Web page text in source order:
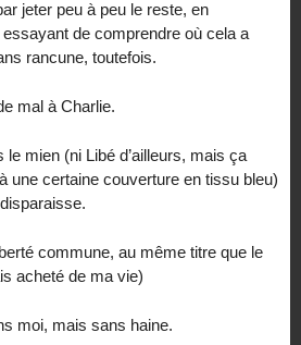
jeter peu à peu le reste, en
de comprendre où cela a
rancune, toutefois.
mal à Charlie.
le mien (ni Libé d’ailleurs, mais ça
une certaine couverture en tissu bleu)
commune, au même titre que le
acheté de ma vie)
moi, mais sans haine.